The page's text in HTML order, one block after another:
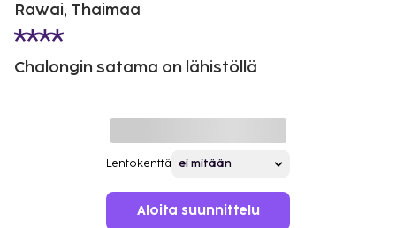
Rawai, Thaimaa
Chalongin satama on lähistöllä
Lentokenttä
Aloita suunnittelu